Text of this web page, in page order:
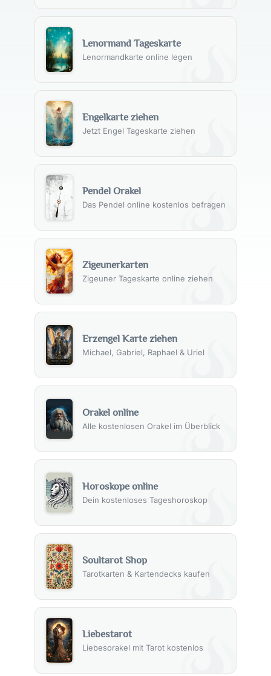
Lenormand Tageskarte
Lenormandkarte online legen
Engelkarte ziehen
Jetzt Engel Tageskarte ziehen
Pendel Orakel
Das Pendel online kostenlos befragen
Zigeunerkarten
Zigeuner Tageskarte online ziehen
Erzengel Karte ziehen
Michael, Gabriel, Raphael & Uriel
Orakel online
Alle kostenlosen Orakel im Überblick
Horoskope online
Dein kostenloses Tageshoroskop
Soultarot Shop
Tarotkarten & Kartendecks kaufen
Liebestarot
Liebesorakel mit Tarot kostenlos